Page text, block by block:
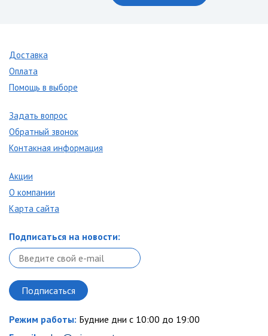
Доставка
Оплата
Помощь в выборе
Задать вопрос
Обратный звонок
Контакная информация
Акции
О компании
Карта сайта
Подписаться на новости:
Режим работы: Будние дни с 10:00 до 19:00